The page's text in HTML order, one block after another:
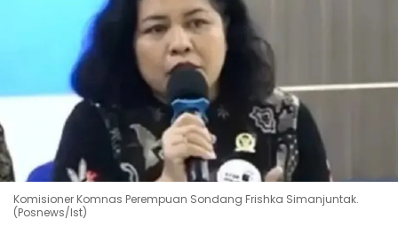
Komisioner Komnas Perempuan Sondang Frishka Simanjuntak.
(Posnews/Ist)